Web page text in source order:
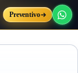
Preventivo